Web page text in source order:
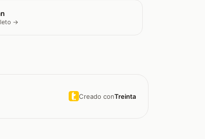
→
Creado conTreinta